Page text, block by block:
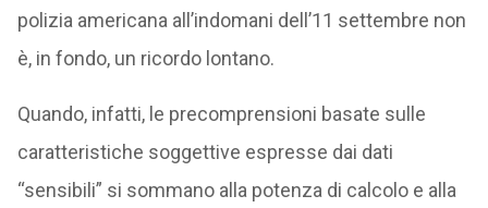
polizia americana all’indomani dell’11 settembre non
è, in fondo, un ricordo lontano.
Quando, infatti, le precomprensioni basate sulle
caratteristiche soggettive espresse dai dati
“sensibili” si sommano alla potenza di calcolo e alla